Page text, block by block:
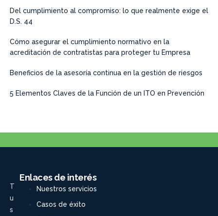
Del cumplimiento al compromiso: lo que realmente exige el
D.S. 44
Cómo asegurar el cumplimiento normativo en la
acreditación de contratistas para proteger tu Empresa
Beneficios de la asesoría continua en la gestión de riesgos
5 Elementos Claves de la Función de un ITO en Prevención
T
u
s
Enlaces de interés
Nuestros servicios
Casos de éxito